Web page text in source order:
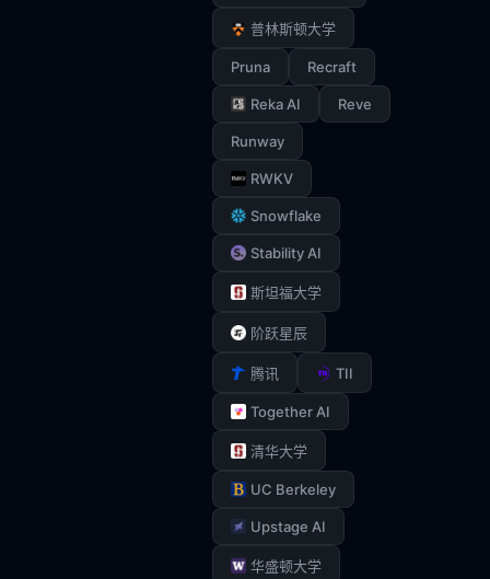
普林斯顿大学
Pruna Recraft
Reka AI Reve
Runway
RWKV
Snowflake
Stability AI
斯坦福大学
阶跃星辰
腾讯 TII
Together AI
清华大学
UC Berkeley
Upstage AI
华盛顿大学